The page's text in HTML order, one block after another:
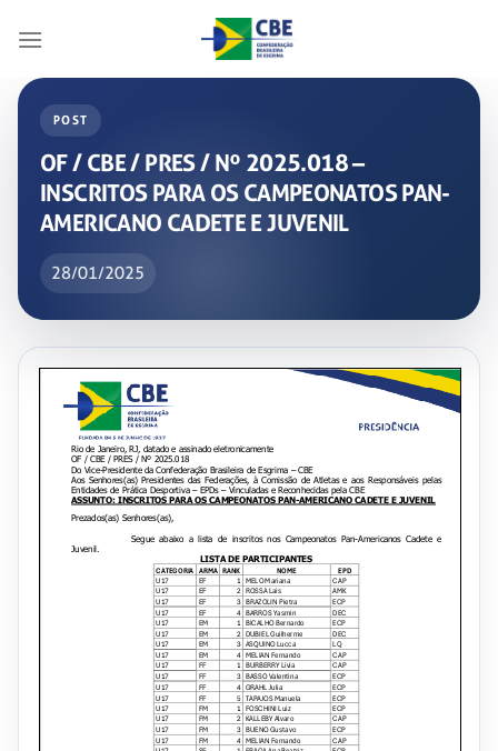
POST
OF / CBE / PRES / Nº 2025.018 –
INSCRITOS PARA OS CAMPEONATOS PAN-
AMERICANO CADETE E JUVENIL
28/01/2025